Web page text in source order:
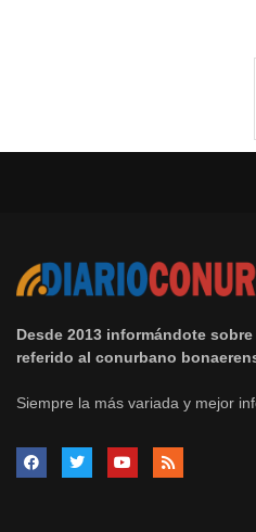
Desde 2013 informándote
referido al conurbano
Siempre la más variada y mejor